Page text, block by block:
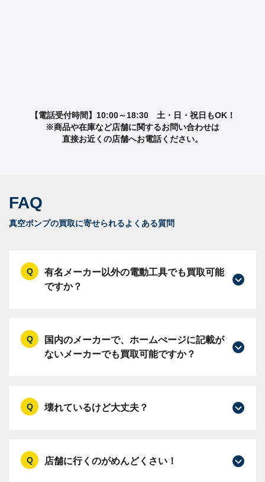
【電話受付時間】10:00～18:30 土・日・祝日もOK！
※商品や在庫など店舗に関するお問い合わせは
直接お近くの店舗へお電話ください。
FAQ
真空ポンプの買取に寄せられるよくある質問
有名メーカー以外の電動工具でも買取可能
ですか？
国内のメーカーで、ホームぺージに記載が
ないメーカーでも買取可能ですか？
壊れているけど大丈夫？
店舗に行くのがめんどくさい！